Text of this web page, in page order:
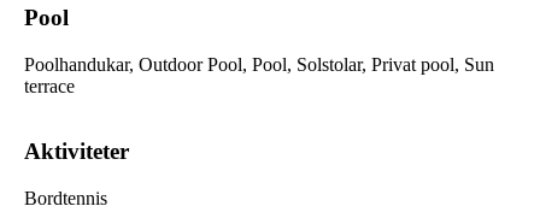
Pool
Poolhandukar, Outdoor Pool, Pool, Solstolar, Privat pool, Sun
terrace
Aktiviteter
Bordtennis